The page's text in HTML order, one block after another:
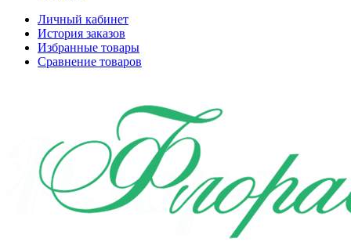
Личный кабинет
История заказов
Избранные товары
Сравнение товаров